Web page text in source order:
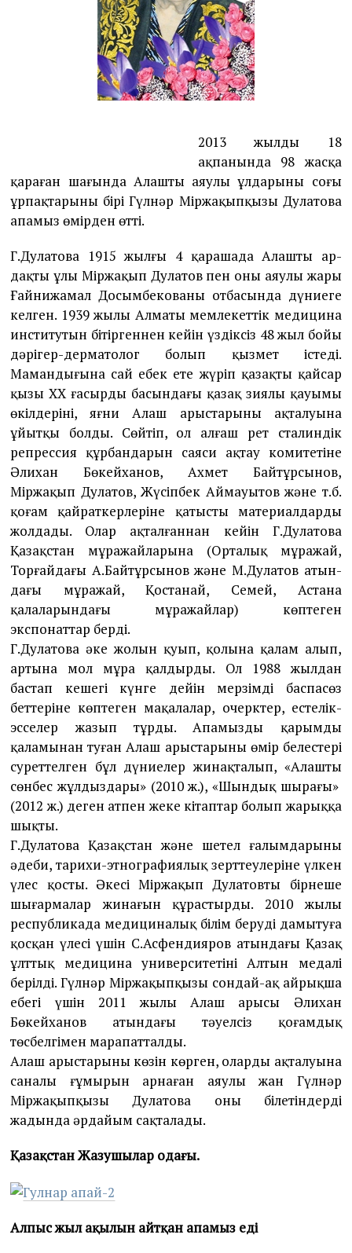
1
3
2013 жылдың 18
ақпанында 98 жасқа
қараған шағында Алаш­тың аяулы ұлдарының соңғы
ұрпақтарының бірі Гүлнәр Мір­жа­қып­қы­зы Дулатова
апамыз өмірден өтті.
Г.Дулатова 1915 жылғы 4 қарашада Алаштың ар­
дақты ұлы Мір­жа­қып Дулатов пен оның аяулы жары
Ғайнижамал Досымбе­кова­ның отбасында дүниеге
келген. 1939 жылы Алматы мем­ле­кеттік медицина
институтын бітіргеннен кейін үздіксіз 48 жыл бойы
дәрігер-дерматолог болып қызмет істеді.
Мамандығына сай еңбек ете жүріп қазақтың қайсар
қызы ХХ ғасырдың басындағы қазақ зия­лы қауымы
өкілдерінің, яғни Алаш арыстарының ақта­луына
ұйыт­қы болды. Сөйтіп, ол алғаш рет сталиндік
репрессия құрбан­дарын саяси ақтау коми­тетіне
Әлихан Бөкейханов, Ахмет Байтұр­сынов,
Міржақып Дулатов, Жү­сіпбек Аймауытов және т.б.
қоғам қайрат­керлеріне қатысты материалдарды
жолдады. Олар ақталғаннан кейін Г.Дулатова
Қазақстан мұра­жайларына (Орталық мұражай,
Торғайдағы А.Байтұрсынов және М.Дулатов атын­
дағы мұражай, Қостанай, Семей, Астана
қалаларындағы мұражайлар) көптеген
экспонаттар берді.
Г.Дулатова әке жолын қуып, қолына қалам алып,
артына мол мұра қалдырды. Ол 1988 жылдан
бастап кешегі күнге дейін мерзімді баспа­сөз
беттеріне көптеген мақалалар, очерктер, естелік-
эсселер жазып тұрды. Апамыздың қарымды
қаламынан туған Алаш арыстарының өмір белестері
суреттелген бұл дүниелер жинақта­лып, «Алаштың
сөнбес жұл­дыздары» (2010 ж.), «Шындық шыра­ғы»
(2012 ж.) деген атпен жеке кітаптар болып жарыққа
шықты.
Г.Дулатова Қазақстан және шетел ғалымдарының
әдеби, тарихи-этнографиялық зерттеулеріне үлкен
үлес қосты. Әкесі Міржақып Дулатовтың бірнеше
шығармалар жинағын құрастырды. 2010 жылы
республикада медициналық білім беруді дамытуға
қосқан үлесі үшін С.Асфендияров атындағы Қазақ
ұлттық медицина универ­сите­тінің Алтын медалі
берілді. Гүлнәр Міржақып­қы­зы сондай-ақ айрықша
еңбегі үшін 2011 жылы Алаш арысы Әли­хан
Бөкейханов атындағы тәуелсіз қоғамдық
төсбелгімен марапатталды.
Алаш арыстарының көзін көрген, олардың ақталуына
саналы ғұмырын арнаған аяулы жан Гүлнәр
Міржақыпқызы Дулатова оны білетіндердің
жадында әрдайым сақталады.
Қазақстан Жазушылар одағы.
Алпыс жыл ақылын айтқан апамыз еді